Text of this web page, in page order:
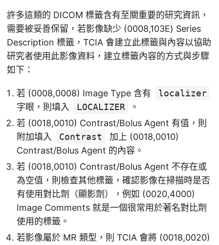
許多這類的 DICOM 標籤含有至關重要的研究資訊，
需要被妥善保留，若影像缺少 (0008,103E) Series
Description 標籤，TCIA 會建立此標籤與內容以協助
研究者使用此影像資料，建立標籤內容的方式與步驟
如下：
若 (0008,0008) Image Type 含有
localizer
字眼，則填入
LOCALIZER
。
若 (0018,0010) Contrast/Bolus Agent 有值，則
附加填入
Contrast
加上 (0018,0010)
Contrast/Bolus Agent 的內容。
若 (0018,0010) Contrast/Bolus Agent 不存在或
為空值，則檢查其他標籤，確認影像在掃描時是否
有使用對比劑（顯影劑），例如 (0020,4000)
Image Comments 就是一個很常用於著名對比劑
使用的標籤。
若影像屬於 MR 類型，則 TCIA 會將 (0018,0020)